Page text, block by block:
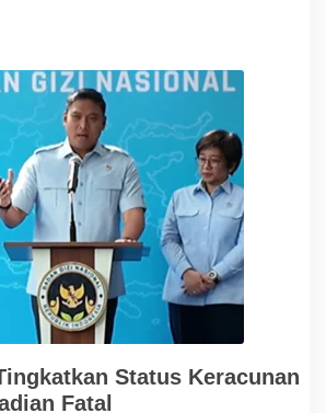
Status Keracunan
Fatal